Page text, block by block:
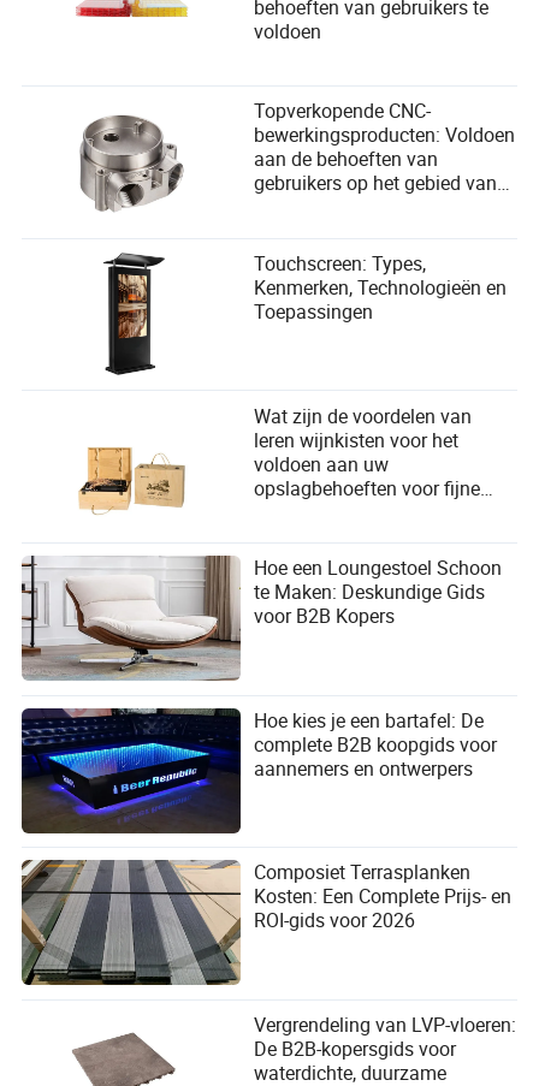
behoeften van gebruikers te
voldoen
Topverkopende CNC-
bewerkingsproducten: Voldoen
aan de behoeften van
gebruikers op het gebied van
Touchscreen: Types,
Kenmerken, Technologieën en
Toepassingen
Wat zijn de voordelen van
leren wijnkisten voor het
voldoen aan uw
opslagbehoeften voor fijne
Hoe een Loungestoel Schoon
te Maken: Deskundige Gids
voor B2B Kopers
Hoe kies je een bartafel: De
complete B2B koopgids voor
aannemers en ontwerpers
Composiet Terrasplanken
Kosten: Een Complete Prijs- en
ROI-gids voor 2026
Vergrendeling van LVP-vloeren:
De B2B-kopersgids voor
waterdichte, duurzame